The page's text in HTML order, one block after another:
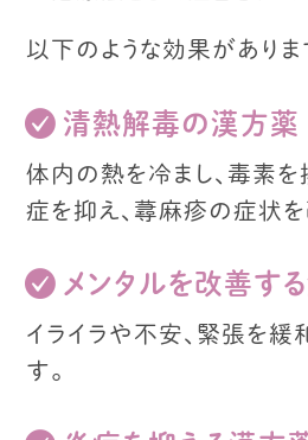
以下のような効果がありま
清熱解毒の漢方薬
体内の熱を冷まし、毒素を
症を抑え、蕁麻疹の症状を
メンタルを改善す
イライラや不安、緊張を緩
す。